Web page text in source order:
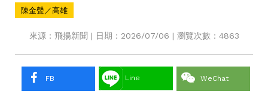
陳金聲／高雄
來源：飛揚新聞 | 日期：2026/07/06 | 瀏覽次數：4863
FB Line WeChat